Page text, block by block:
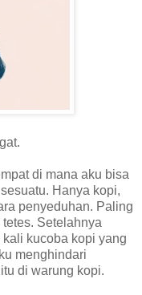
di mana aku bisa
Hanya kopi,
penyeduhan. Paling
Setelahnya
kucoba kopi yang
menghindari
di warung kopi.